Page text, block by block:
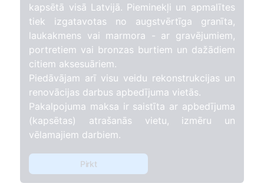
kapsētā visā Latvijā. Pieminekļi un apmalītes
tiek izgatavotas no augstvērtīga granīta,
laukakmens vai marmora - ar gravējumiem,
portretiem vai bronzas burtiem un dažādiem
citiem aksesuāriem.
Piedāvājam arī visu veidu rekonstrukcijas un
renovācijas darbus apbedījuma vietās.
Pakalpojuma maksa ir saistīta ar apbedījuma
(kapsētas) atrašanās vietu, izmēru un
vēlamajiem darbiem.
Pirkt